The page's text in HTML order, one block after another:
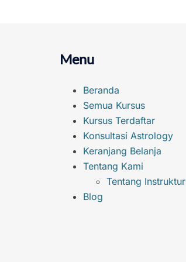
Menu
Beranda
Semua Kursus
Kursus Terdaftar
Konsultasi Astrology
Keranjang Belanja
Tentang Kami
Tentang Instruktur
Blog